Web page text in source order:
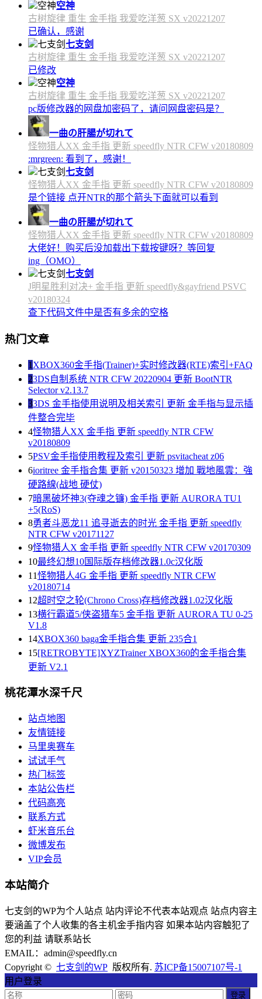
空神
古树旋律 重生 金手指 我爱吃洋葱 SX v20221207
已确认，感谢
七支剑
古树旋律 重生 金手指 我爱吃洋葱 SX v20221207
已修改
空神
古树旋律 重生 金手指 我爱吃洋葱 SX v20221207
pc版修改器的网盘加密码了，请问网盘密码是？
一曲の肝腸が切れて
怪物猎人XX 金手指 更新 speedfly NTR CFW v20180809
:mrgreen: 看到了，感谢！
七支剑
怪物猎人XX 金手指 更新 speedfly NTR CFW v20180809
是个链接 点开NTR的那个箭头下面就可以看到
一曲の肝腸が切れて
怪物猎人XX 金手指 更新 speedfly NTR CFW v20180809
大佬好！购买后没加载出下载按键呀？等回复
ing（OMO）
七支剑
J明星胜利对决+ 金手指 更新 speedfly&gayfriend PSVC
v20180324
查下代码文件中是否有多余的空格
热门文章
1 XBOX360金手指(Trainer)+实时修改器(RTE)索引+FAQ
23DS自制系统 NTR CFW 20220904 更新 BootNTR
Selector v2.13.7
33DS 金手指使用说明及相关索引 更新 金手指与显示插
件整合完毕
4怪物猎人XX 金手指 更新 speedfly NTR CFW
v20180809
5PSV金手指使用教程及索引 更新 psvitacheat z06
6ioritree 金手指合集 更新 v20150323 增加 戰地風雲：強
硬路線(战地 硬仗)
7暗黑破坏神3(夺魂之镰) 金手指 更新 AURORA TU1
+5(RoS)
8勇者斗恶龙11 追寻逝去的时光 金手指 更新 speedfly
NTR CFW v20171127
9怪物猎人X 金手指 更新 speedfly NTR CFW v20170309
10最终幻想10国际版存档修改器1.0c汉化版
11怪物猎人4G 金手指 更新 speedfly NTR CFW
v20180714
12超时空之轮(Chrono Cross)存档修改器1.02汉化版
13横行霸道5/侠盗猎车5 金手指 更新 AURORA TU 0-25
V1.8
14XBOX360 baga金手指合集 更新 235合1
15[RETROBYTE]XYZTrainer XBOX360的金手指合集
更新 V2.1
桃花潭水深千尺
站点地图
友情链接
马里奥赛车
试试手气
热门标签
本站公告栏
代码高亮
联系方式
虾米音乐台
微博发布
VIP会员
本站简介
七支剑的WP为个人站点 站内评论不代表本站观点 站点内容主
要涵盖了个人收集的各主机金手指内容 如果本站内容触犯了
您的利益 请联系站长
EMAIL：admin@speedfly.cn
Copyright © 七支剑的WP 版权所有. 苏ICP备15007107号-1
用户登录